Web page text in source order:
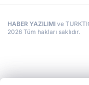
HABER YAZILIMI ve
2026 Tüm hakları saklıdır.